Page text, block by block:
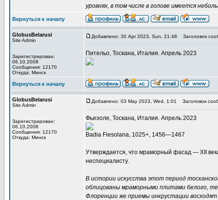
уровнях, в том числе в голове имеется
Вернуться к началу
GlobusBelarusi
Site Admin
Зарегистрирован:
06.10.2008
Сообщения: 12170
Откуда: Минск
Добавлено: 30 Apr 2023, Sun, 21:48 Заголовок
Пительо, Тоскана, Италия. Апрель 2023
Вернуться к началу
GlobusBelarusi
Site Admin
Зарегистрирован:
06.10.2008
Сообщения: 12170
Откуда: Минск
Добавлено: 03 May 2023, Wed, 1:01 Заголовок
Фьезоле, Тоскана, Италия. Апрель 2023
Badia Fiesolana, 1025+, 1456—1467
Утверждается, что мраморный фасад — XII
неспециалисту.
В истории искусства этот период
облицованы мраморными плитами белого,
Флоренции же приемы инкрустации